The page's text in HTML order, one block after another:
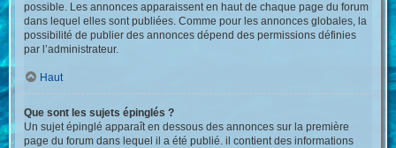
possible. Les annonces apparaissent en haut de chaque page du forum
dans lequel elles sont publiées. Comme pour les annonces globales, la
possibilité de publier des annonces dépend des permissions définies
par l’administrateur.
Haut
Que sont les sujets épinglés ?
Un sujet épinglé apparaît en dessous des annonces sur la première
page du forum dans lequel il a été publié. il contient des informations